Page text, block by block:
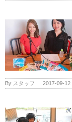
By スタッフ 2017-09-12